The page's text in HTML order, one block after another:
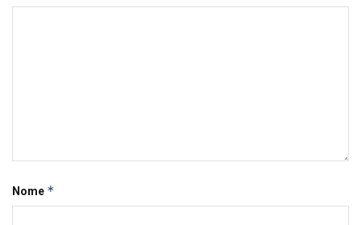
Nome *